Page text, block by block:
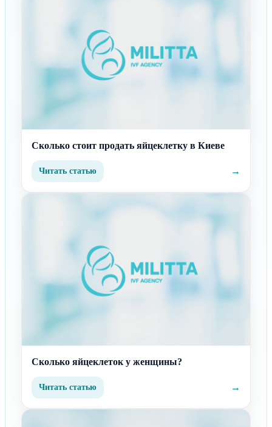
Сколько стоит продать яйцеклетку в Киеве
Читать статью →
Сколько яйцеклеток у женщины?
Читать статью →